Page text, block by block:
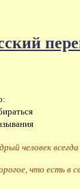
человек
что есть в